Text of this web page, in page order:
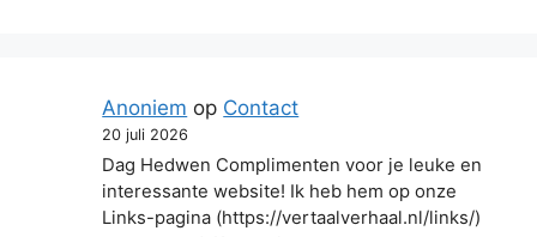
Anoniem op Contact
20 juli 2026
Dag Hedwen Complimenten voor je leuke en
interessante website! Ik heb hem op onze
Links-pagina (https://vertaalverhaal.nl/links/)